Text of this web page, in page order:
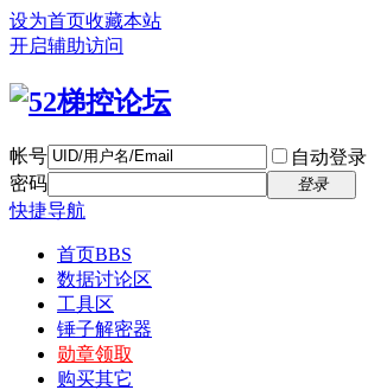
设为首页收藏本站
开启辅助访问
帐号 自动登录
密码
登录
快捷导航
首页BBS
数据讨论区
工具区
锤子解密器
勋章领取
购买其它